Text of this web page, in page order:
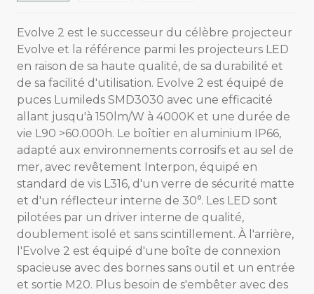
Evolve 2 est le successeur du célèbre projecteur
Evolve et la référence parmi les projecteurs LED
en raison de sa haute qualité, de sa durabilité et
de sa facilité d'utilisation. Evolve 2 est équipé de
puces Lumileds SMD3030 avec une efficacité
allant jusqu'à 150lm/W à 4000K et une durée de
vie L90 >60.000h. Le boîtier en aluminium IP66,
adapté aux environnements corrosifs et au sel de
mer, avec revêtement Interpon, équipé en
standard de vis L316, d'un verre de sécurité matte
et d'un réflecteur interne de 30°. Les LED sont
pilotées par un driver interne de qualité,
doublement isolé et sans scintillement. À l'arrière,
l'Evolve 2 est équipé d'une boîte de connexion
spacieuse avec des bornes sans outil et un entrée
et sortie M20. Plus besoin de s'embêter avec des